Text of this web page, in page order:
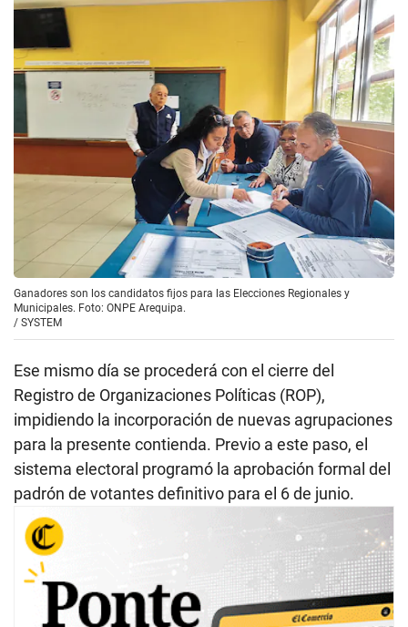
Ganadores son los candidatos fijos para las Elecciones Regionales y
Municipales. Foto: ONPE Arequipa.
/ SYSTEM
Ese mismo día se procederá con el cierre del
Registro de Organizaciones Políticas (ROP),
impidiendo la incorporación de nuevas agrupaciones
para la presente contienda. Previo a este paso, el
sistema electoral programó la aprobación formal del
padrón de votantes definitivo para el 6 de junio.